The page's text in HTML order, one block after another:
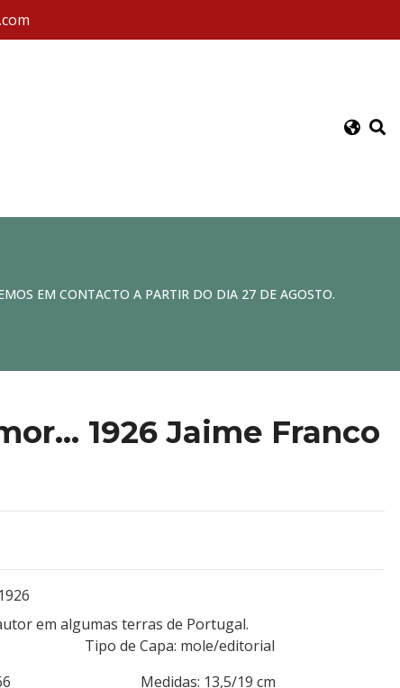
EM CONTACTO A PARTIR DO DIA 27 DE AGOSTO.
1926 Jaime Franco
em algumas terras de Portugal.
Tipo de Capa: mole/editorial
Medidas: 13,5/19 cm